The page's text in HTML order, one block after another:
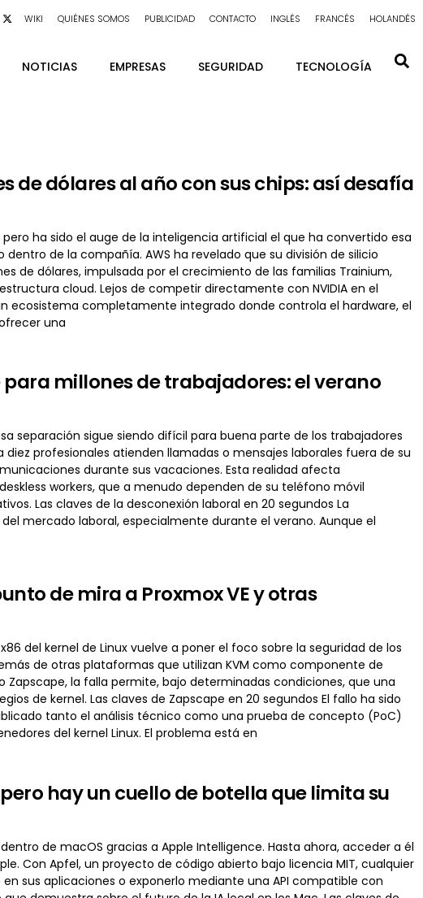
WIKI QUIÉNES SOMOS PUBLICIDAD CONTACTO INGLÉS FRANCÉS HOLANDÉS
NOTICIAS EMPRESAS SEGURIDAD TECNOLOGÍA
de dólares al año con sus chips: así desafía
ha sido el auge de la inteligencia artificial el que ha convertido esa
de la compañía. AWS ha revelado que su división de silicio
de dólares, impulsada por el crecimiento de las familias Trainium,
cloud. Lejos de competir directamente con NVIDIA en el
ecosistema completamente integrado donde controla el hardware, el
una
millones de trabajadores: el verano
separación sigue siendo difícil para buena parte de los trabajadores
profesionales atienden llamadas o mensajes laborales fuera de su
durante sus vacaciones. Esta realidad afecta
workers, que a menudo dependen de su teléfono móvil
Las claves de la desconexión laboral en 20 segundos La
mercado laboral, especialmente durante el verano. Aunque el
de mira a Proxmox VE y otras
del kernel de Linux vuelve a poner el foco sobre la seguridad de los
de otras plataformas que utilizan KVM como componente de
la falla permite, bajo determinadas condiciones, que una
de kernel. Las claves de Zapscape en 20 segundos El fallo ha sido
tanto el análisis técnico como una prueba de concepto (PoC)
del kernel Linux. El problema está en
hay un cuello de botella que limita su
de macOS gracias a Apple Intelligence. Hasta ahora, acceder a él
Con Apfel, un proyecto de código abierto bajo licencia MIT, cualquier
sus aplicaciones o exponerlo mediante una API compatible con